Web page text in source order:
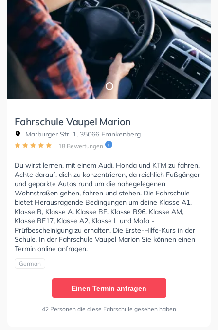
Fahrschule Vaupel Marion
Marburger Str. 1, 35066 Frankenberg
18 Bewertungen
Du wirst lernen, mit einem Audi, Honda und KTM zu fahren.
Achte darauf, dich zu konzentrieren, da reichlich Fußgänger
und geparkte Autos rund um die nahegelegenen
Wohnstraßen gehen, fahren und stehen. Die Fahrschule
bietet Herausragende Bedingungen um deine Klasse A1,
Klasse B, Klasse A, Klasse BE, Klasse B96, Klasse AM,
Klasse BF17, Klasse A2, Klasse L und Mofa -
Prüfbescheinigung zu erhalten. Die Erste-Hilfe-Kurs in der
Schule. In der Fahrschule Vaupel Marion Sie können einen
Termin online anfragen.
German
Einen Termin anfragen
42 Personen die diese Fahrschule gesehen haben